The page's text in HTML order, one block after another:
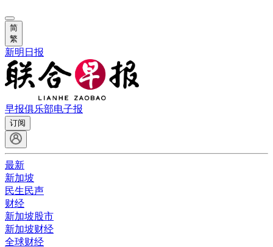
简
繁
新明日报
早报俱乐部电子报
订阅
最新
新加坡
民生民声
财经
新加坡股市
新加坡财经
全球财经